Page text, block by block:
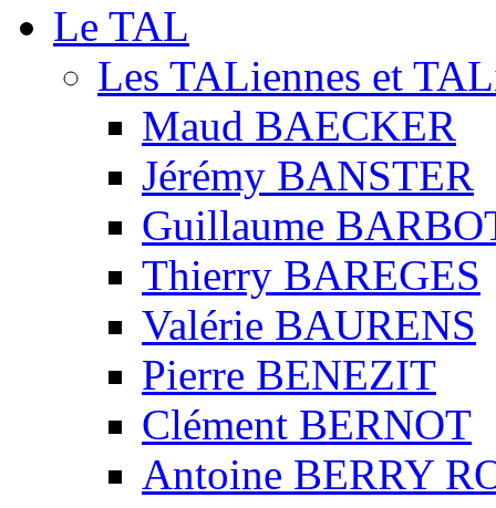
Le TAL
Les TALiennes et
Maud BAECKER
Jérémy BANSTER
Guillaume
Thierry BAREGES
Valérie BAURENS
Pierre BENEZIT
Clément BERNOT
Antoine BERRY